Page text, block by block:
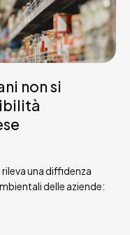
non si
una diffidenza
delle aziende: